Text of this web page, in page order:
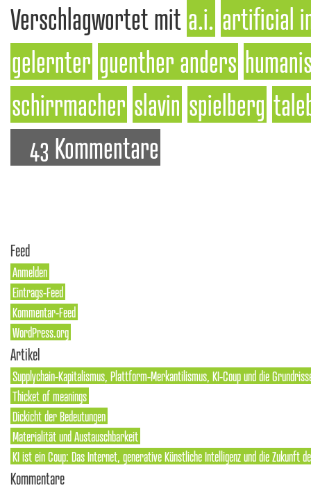
Verschlagwortet mit a.i. artificial
gelernter guenther anders
schirrmacher slavin spielberg
43 Kommentare
Feed
Anmelden
Eintrags-Feed
Kommentar-Feed
WordPress.org
Artikel
Supplychain-Kapitalismus, Plattform-Merkantilismus, KI-Coup und die
Thicket of meanings
Dickicht der Bedeutungen
Materialität und Austauschbarkeit
KI ist ein Coup: Das Internet, generative Künstliche Intelligenz und die Zukunft
Kommentare